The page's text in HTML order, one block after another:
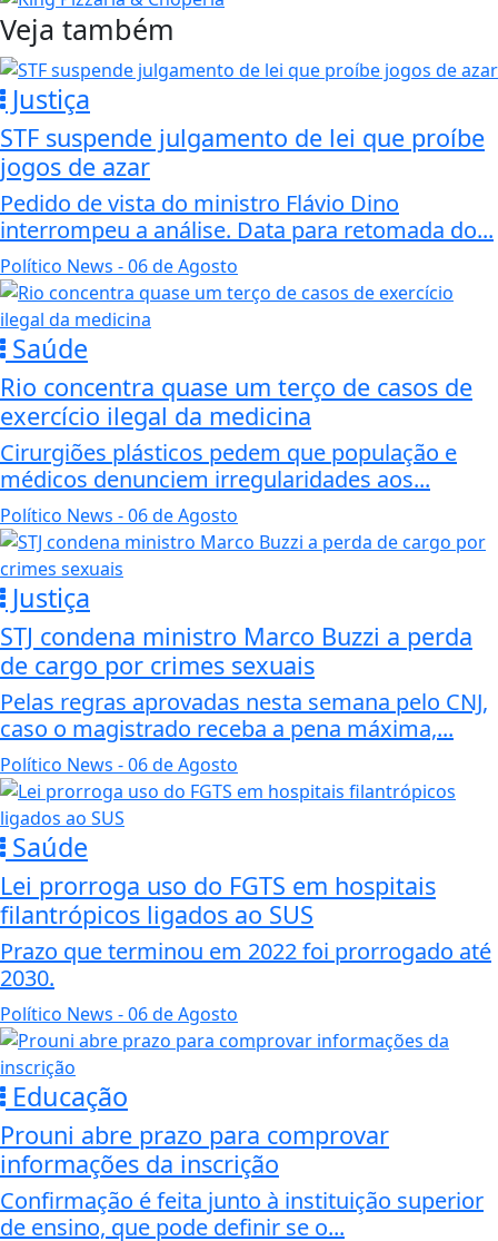
Veja também
Justiça
STF suspende julgamento de lei que proíbe
jogos de azar
Pedido de vista do ministro Flávio Dino
interrompeu a análise. Data para retomada do...
Político News - 06 de Agosto
Saúde
Rio concentra quase um terço de casos de
exercício ilegal da medicina
Cirurgiões plásticos pedem que população e
médicos denunciem irregularidades aos...
Político News - 06 de Agosto
Justiça
STJ condena ministro Marco Buzzi a perda
de cargo por crimes sexuais
Pelas regras aprovadas nesta semana pelo CNJ,
caso o magistrado receba a pena máxima,...
Político News - 06 de Agosto
Saúde
Lei prorroga uso do FGTS em hospitais
filantrópicos ligados ao SUS
Prazo que terminou em 2022 foi prorrogado até
2030.
Político News - 06 de Agosto
Educação
Prouni abre prazo para comprovar
informações da inscrição
Confirmação é feita junto à instituição superior
de ensino, que pode definir se o...